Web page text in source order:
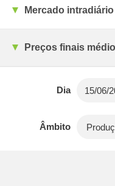
Mercado
Preços finais
Dia
Âmbito